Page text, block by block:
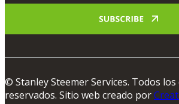
© Stanley Steemer Services. Todos los
reservados. Sitio web creado por